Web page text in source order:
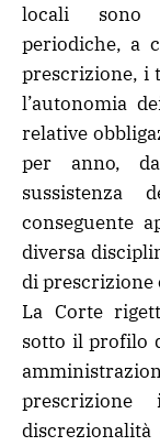
locali sono
periodiche, a
prescrizione, i
l’autonomia
relative
per anno,
sussistenza
conseguente
diversa
di prescrizione
La Corte
sotto il profilo